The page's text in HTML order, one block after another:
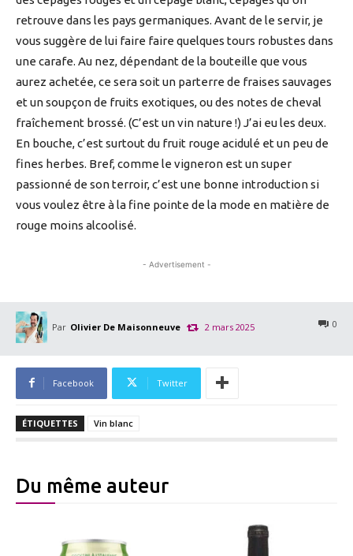
retrouve dans les pays germaniques. Avant de le servir, je
vous suggère de lui faire faire quelques tours robustes dans
une carafe. Au nez, dépendant de la bouteille que vous
aurez achetée, ce sera soit un parterre de fraises sauvages
et un soupçon de fruits exotiques, ou des notes de cheval
fraîchement brossé. (C’est un vin nature !) J’ai eu les deux.
En bouche, c’est surtout du fruit rouge acidulé et un peu de
fines herbes. Bref, comme le vigneron est un super
passionné de son terroir, c’est une bonne introduction si
vous voulez être à la fine pointe de la mode en matière de
rouge moins alcoolisé.
- Advertisement -
Par Olivier De Maisonneuve 0
2 mars 2025
Facebook Twitter
ÉTIQUETTES Vin blanc
Du même auteur